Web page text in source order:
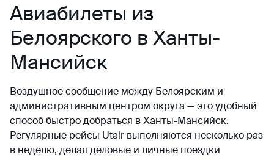
Авиабилеты из
Белоярского в Ханты-
Мансийск
Воздушное сообщение между Белоярским и
административным центром округа — это удобный
способ быстро добраться в Ханты-Мансийск.
Регулярные рейсы Utair выполняются несколько раз
в неделю, делая деловые и личные поездки